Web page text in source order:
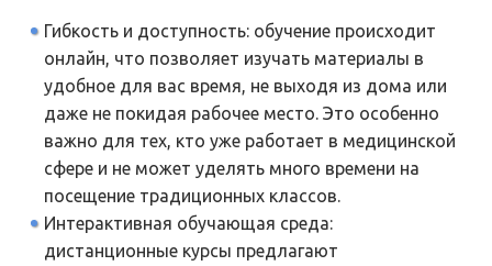
Гибкость и доступность: обучение происходит
онлайн, что позволяет изучать материалы в
удобное для вас время, не выходя из дома или
даже не покидая рабочее место. Это особенно
важно для тех, кто уже работает в медицинской
сфере и не может уделять много времени на
посещение традиционных классов.
Интерактивная обучающая среда:
дистанционные курсы предлагают